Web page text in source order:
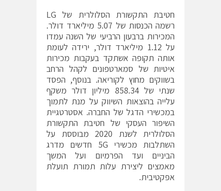
חטיבת התקשורת הסלולרית של LG
רשמה הכנסות של 5.07 מיליארד דולר.
המכירות ברבעון הרביעי של השנה עמדו
על 1.12 מיליארד דולר, ירידה לעומת
אותה תקופה אשתקד בעקבות מכירות
איטיות של סמארטפונים לקהל הרחב
בשווקים מחוץ לקוריאה. בנוסף, הפסד
שנתי של 858.34 מיליון דולר משקף
עלייה בהוצאות השיווק על מנת לתמוך
במכשירי הדגל של החברה. אסטרטגיית
השיפור העסקי של חטיבת התקשורת
הסלולרית לשנת 2020 מבוססת על
השתלבות מכשירי 5G חדשים מדרג
הביניים ועד הפרמיום ועל המשך
מאמצים ליצירת עלות תמורת תועלת
אפקטיבית.